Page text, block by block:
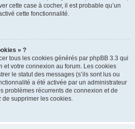
cette case à cocher, il est probable qu’un
cette fonctionnalité.
» ?
tous les cookies générés par phpBB 3.3 qui
et votre connexion au forum. Les cookies
le statut des messages (s’ils sont lus ou
a été activée par un administrateur
problèmes récurrents de connexion et de
supprimer les cookies.